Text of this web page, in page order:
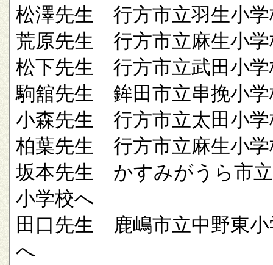
松澤先生 行方市立羽生小学
荒原先生 行方市立麻生小学
松下先生 行方市立武田小学
駒舘先生 鉾田市立串挽小学
小森先生 行方市立太田小学
柏葉先生 行方市立麻生小学
坂本先生 かすみがうら市
小学校へ
田口先生 鹿嶋市立中野東小
へ